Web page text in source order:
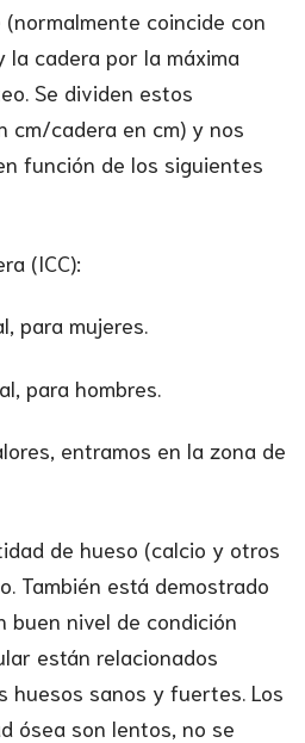
coincide con
la cadera por la máxima
Se dividen estos
cm/cadera en cm) y nos
función de los siguientes
(ICC):
para mujeres.
para hombres.
entramos en la zona de
de hueso (calcio y otros
También está demostrado
buen nivel de condición
están relacionados
huesos sanos y fuertes. Los
ósea son lentos, no se